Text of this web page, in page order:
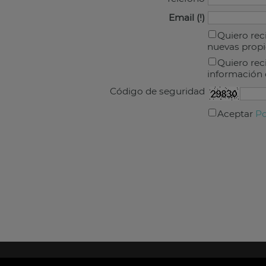
Email
Quiero
nuevas
Quiero
información
Código de seguridad
Aceptar